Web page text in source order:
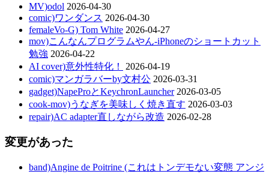
MV)odol 2026-04-30
comic)ワンダンス 2026-04-30
femaleVo-G) Tom White 2026-04-27
mov)こんなんプログラムやん-iPhoneのショートカット
勉強 2026-04-22
AI cover)意外性特化！
2026-04-19
comic)マンガラバーby文村公 2026-03-31
gadget)NapeProとKeychronLauncher 2026-03-05
cook-mov)うなぎを美味しく焼き直す 2026-03-03
repair)AC adapter直しながら改造 2026-02-28
変更があった
band)Angine de Poitrine (これはトンデモない変態 アンジ